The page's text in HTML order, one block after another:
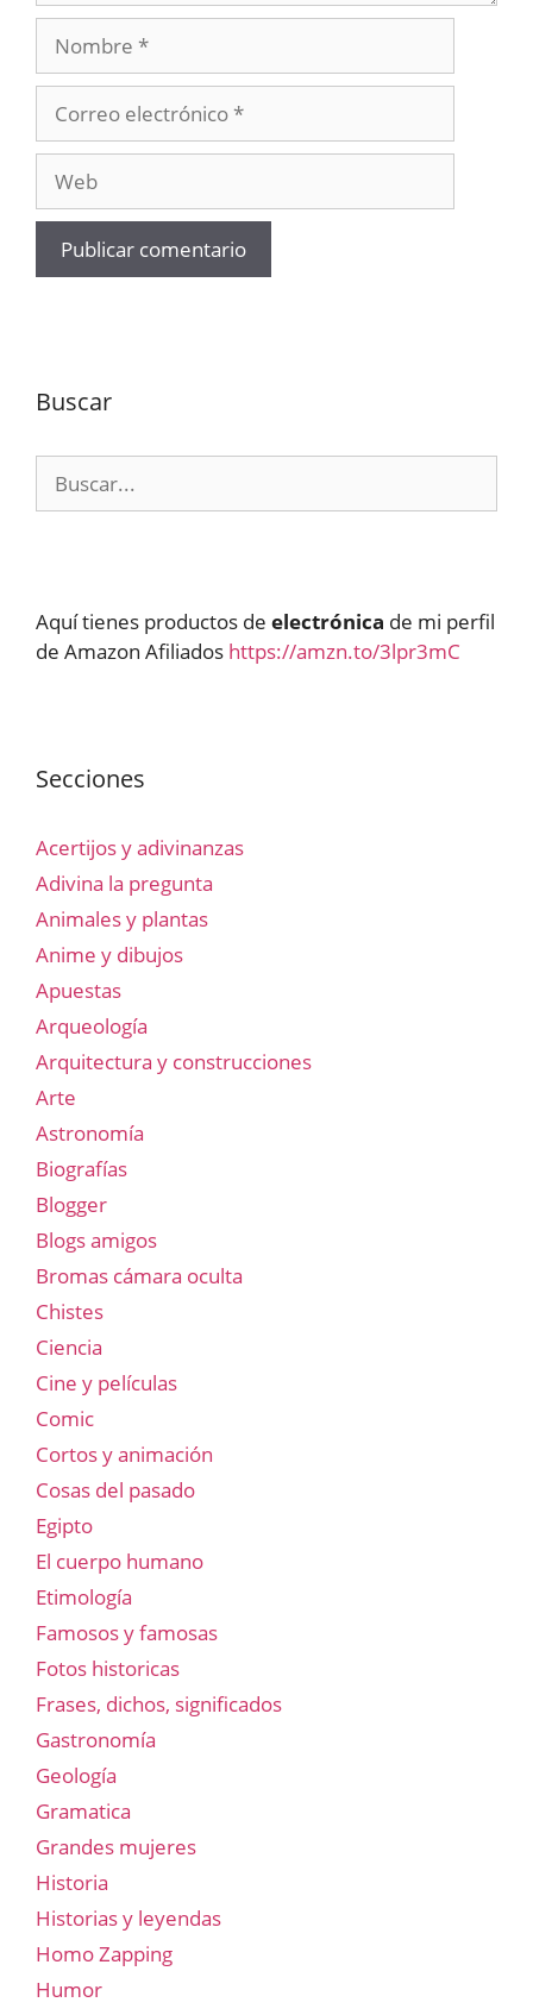
Nombre
electrónico
Buscar
Aquí tienes productos de electrónica de mi perfil
de Amazon Afiliados https://amzn.to/3lpr3mC
Secciones
Acertijos y adivinanzas
Adivina la pregunta
Animales y plantas
Anime y dibujos
Apuestas
Arqueología
Arquitectura y construcciones
Arte
Astronomía
Biografías
Blogger
Blogs amigos
Bromas cámara oculta
Chistes
Ciencia
Cine y películas
Comic
Cortos y animación
Cosas del pasado
Egipto
El cuerpo humano
Etimología
Famosos y famosas
Fotos historicas
Frases, dichos, significados
Gastronomía
Geología
Gramatica
Grandes mujeres
Historia
Historias y leyendas
Homo Zapping
Humor